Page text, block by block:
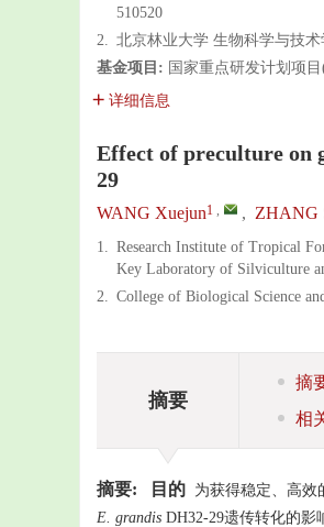
510520
2. 北京林业大学 生物科学与技术
基金项目: 国家重点研发计划项
详细信息
Effect of preculture on
29
WANG Xuejun1 , , ZHANG
1. Research Institute of Tropical
Key Laboratory of Silviculture
2. College of Biological Science
摘要
摘
相
摘要: 目的 为获得稳定、高效
E. grandis DH32-29遗传转化的影